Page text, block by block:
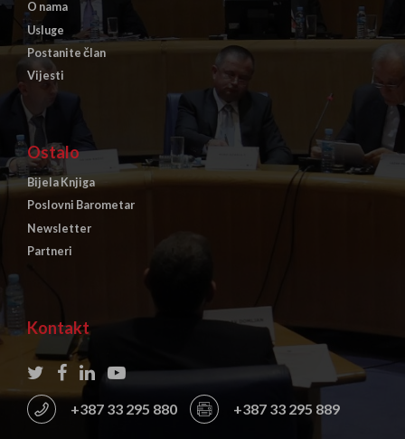
O nama
Usluge
Postanite član
Vijesti
Ostalo
Bijela Knjiga
Poslovni Barometar
Newsletter
Partneri
Kontakt
+387 33 295 880 +387 33 295 889